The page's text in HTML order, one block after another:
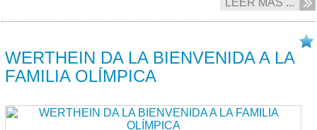
WERTHEIN DA LA BIENVENIDA A LA
FAMILIA OLÍMPICA